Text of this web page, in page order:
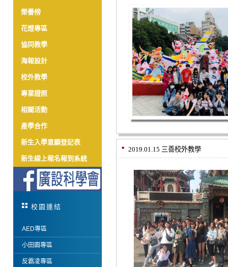
榮譽榜
花燈專區
協同教學
海報設計
校外教學
專業證照
相關活動
產學合作
新生入學意願登記表
新生線上報名報到系統
校園連結
AED專區
小田園專區
反霸凌專區
2019.01.15 三善校外教學